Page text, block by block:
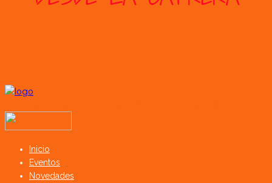
Inicio
Eventos
Novedades